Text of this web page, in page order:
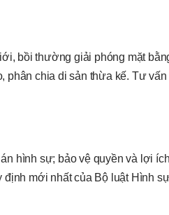
bồi thường giải phóng mặt
phân chia di sản thừa kế. Tư
hình sự; bảo vệ quyền và lợi
định mới nhất của Bộ luật Hình